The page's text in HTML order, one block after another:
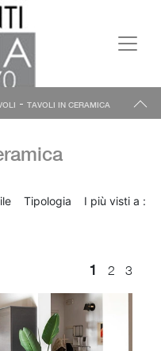
- TAVOLI IN CERAMICA
Tipologia I più visti a :
1 2 3